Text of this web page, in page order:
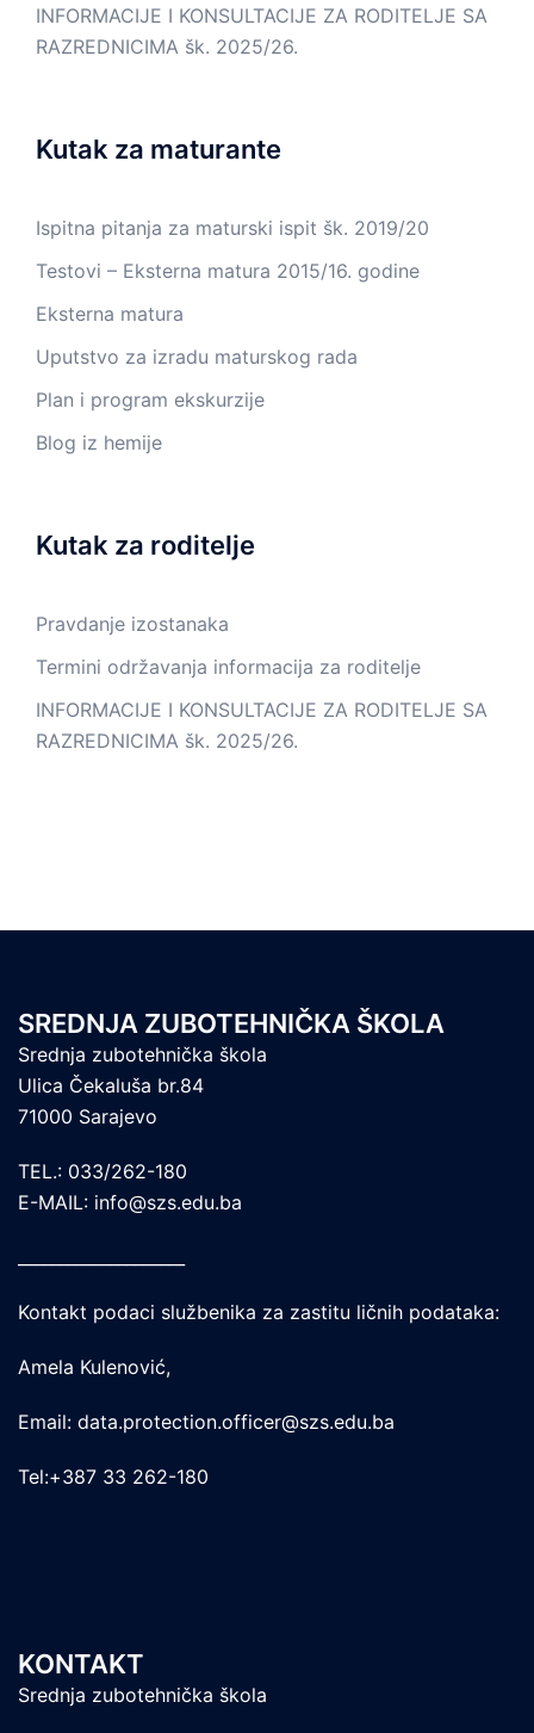
INFORMACIJE I KONSULTACIJE ZA RODITELJE SA
RAZREDNICIMA šk. 2025/26.
Kutak za maturante
Ispitna pitanja za maturski ispit šk. 2019/20
Testovi – Eksterna matura 2015/16. godine
Eksterna matura
Uputstvo za izradu maturskog rada
Plan i program ekskurzije
Blog iz hemije
Kutak za roditelje
Pravdanje izostanaka
Termini održavanja informacija za roditelje
INFORMACIJE I KONSULTACIJE ZA RODITELJE SA
RAZREDNICIMA šk. 2025/26.
SREDNJA ZUBOTEHNIČKA ŠKOLA
Srednja zubotehnička škola
Ulica Čekaluša br.84
71000 Sarajevo
TEL.: 033/262-180
E-MAIL: info@szs.edu.ba
Kontakt podaci službenika za zastitu ličnih podataka:
Amela Kulenović,
Email: data.protection.officer@szs.edu.ba
Tel:+387 33 262-180
KONTAKT
Srednja zubotehnička škola